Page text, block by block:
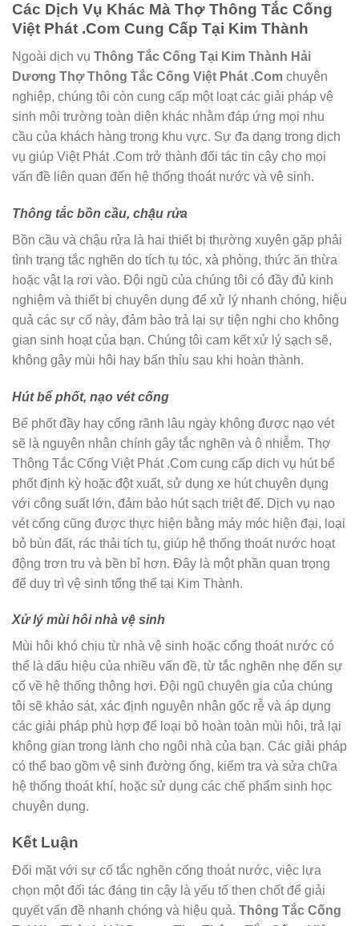
Các Dịch Vụ Khác Mà Thợ Thông Tắc Cống
Việt Phát .Com Cung Cấp Tại Kim Thành
Ngoài dịch vụ Thông Tắc Cống Tại Kim Thành Hải
Dương Thợ Thông Tắc Cống Việt Phát .Com chuyên
nghiệp, chúng tôi còn cung cấp một loạt các giải pháp vệ
sinh môi trường toàn diện khác nhằm đáp ứng mọi nhu
cầu của khách hàng trong khu vực. Sự đa dạng trong dịch
vụ giúp Việt Phát .Com trở thành đối tác tin cậy cho mọi
vấn đề liên quan đến hệ thống thoát nước và vệ sinh.
Thông tắc bồn cầu, chậu rửa
Bồn cầu và chậu rửa là hai thiết bị thường xuyên gặp phải
tình trạng tắc nghẽn do tích tụ tóc, xà phòng, thức ăn thừa
hoặc vật lạ rơi vào. Đội ngũ của chúng tôi có đầy đủ kinh
nghiệm và thiết bị chuyên dụng để xử lý nhanh chóng, hiệu
quả các sự cố này, đảm bảo trả lại sự tiện nghi cho không
gian sinh hoạt của bạn. Chúng tôi cam kết xử lý sạch sẽ,
không gây mùi hôi hay bẩn thỉu sau khi hoàn thành.
Hút bể phốt, nạo vét cống
Bể phốt đầy hay cống rãnh lâu ngày không được nạo vét
sẽ là nguyên nhân chính gây tắc nghẽn và ô nhiễm. Thợ
Thông Tắc Cống Việt Phát .Com cung cấp dịch vụ hút bể
phốt định kỳ hoặc đột xuất, sử dụng xe hút chuyên dụng
với công suất lớn, đảm bảo hút sạch triệt để. Dịch vụ nạo
vét cống cũng được thực hiện bằng máy móc hiện đại, loại
bỏ bùn đất, rác thải tích tụ, giúp hệ thống thoát nước hoạt
động trơn tru và bền bỉ hơn. Đây là một phần quan trọng
để duy trì vệ sinh tổng thể tại Kim Thành.
Xử lý mùi hôi nhà vệ sinh
Mùi hôi khó chịu từ nhà vệ sinh hoặc cống thoát nước có
thể là dấu hiệu của nhiều vấn đề, từ tắc nghẽn nhẹ đến sự
cố về hệ thống thông hơi. Đội ngũ chuyên gia của chúng
tôi sẽ khảo sát, xác định nguyên nhân gốc rễ và áp dụng
các giải pháp phù hợp để loại bỏ hoàn toàn mùi hôi, trả lại
không gian trong lành cho ngôi nhà của bạn. Các giải pháp
có thể bao gồm vệ sinh đường ống, kiểm tra và sửa chữa
hệ thống thoát khí, hoặc sử dụng các chế phẩm sinh học
chuyên dụng.
Kết Luận
Đối mặt với sự cố tắc nghẽn cống thoát nước, việc lựa
chọn một đối tác đáng tin cậy là yếu tố then chốt để giải
quyết vấn đề nhanh chóng và hiệu quả. Thông Tắc Cống